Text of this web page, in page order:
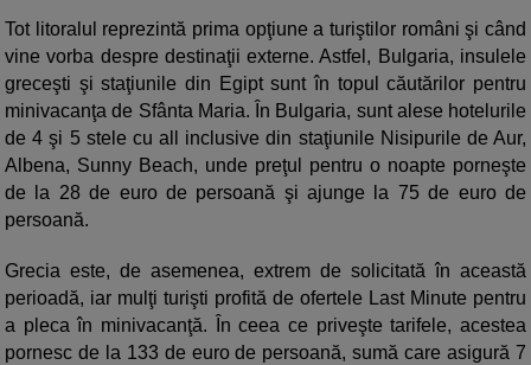
Tot litoralul reprezintă prima opţiune a turiştilor români şi când
vine vorba despre destinaţii externe. Astfel, Bulgaria, insulele
greceşti şi staţiunile din Egipt sunt în topul căutărilor pentru
minivacanţa de Sfânta Maria. În Bulgaria, sunt alese hotelurile
de 4 şi 5 stele cu all inclusive din staţiunile Nisipurile de Aur,
Albena, Sunny Beach, unde preţul pentru o noapte porneşte
de la 28 de euro de persoană şi ajunge la 75 de euro de
persoană.
Grecia este, de asemenea, extrem de solicitată în această
perioadă, iar mulţi turişti profită de ofertele Last Minute pentru
a pleca în minivacanţă. În ceea ce priveşte tarifele, acestea
pornesc de la 133 de euro de persoană, sumă care asigură 7